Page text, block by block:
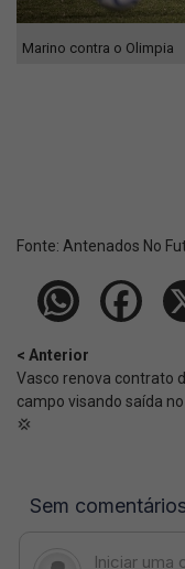
Marino contra o Olimpia
Fonte: Antenados No
< Anterior
Vasco renova contrato
campo visando saída
💢